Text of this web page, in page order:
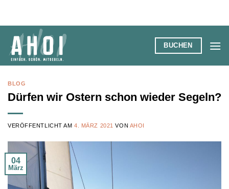
springen
BUCHEN
BLOG
Dürfen wir Ostern schon wieder Segeln?
VERÖFFENTLICHT AM4. MÄRZ 2021 VON AHOI
04
März